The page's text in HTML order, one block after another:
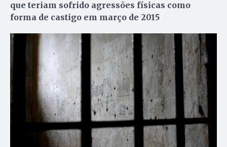
que teriam sofrido agressões físicas como
forma de castigo em março de 2015